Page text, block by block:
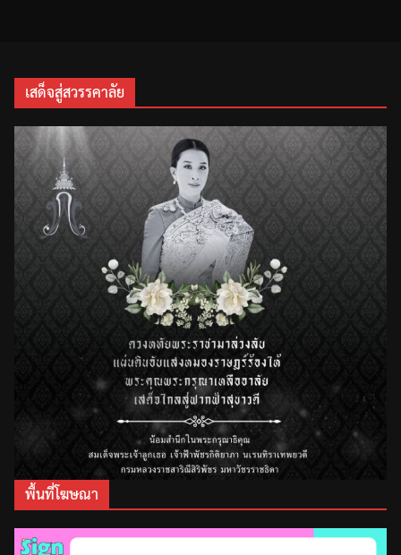
เสด็จสู่สวรรคาลัย
พื้นที่โฆษณา